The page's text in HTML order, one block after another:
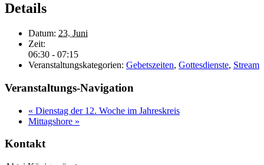
Details
Datum: 23. Juni
Zeit:
06:30 - 07:15
Veranstaltungskategorien: Gebetszeiten, Gottesdienste, Stream
Veranstaltungs-Navigation
« Dienstag der 12. Woche im Jahreskreis
Mittagshore »
Kontakt